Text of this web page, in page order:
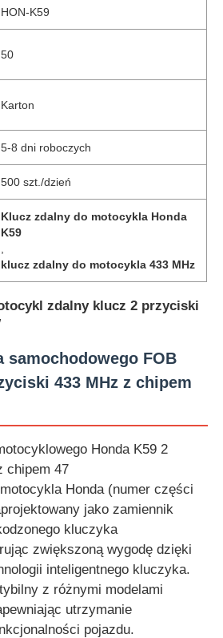
HON-K59
50
Karton
5-8 dni roboczych
500 szt./dzień
Klucz zdalny do motocykla Honda
K59
klucz zdalny do motocykla 433 MHz
zdalny klucz 2 przyciski
samochodowego FOB
433 MHz z chipem
Honda K59 2
chipem 47
Honda (numer części
jako zamiennik
kluczyka
zwiększoną wygodę dzięki
inteligentnego kluczyka.
z różnymi modelami
utrzymanie
pojazdu.